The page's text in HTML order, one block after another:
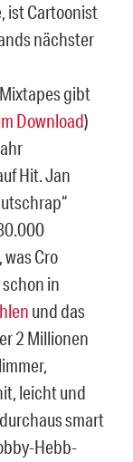
ist Cartoonist
nächster
gibt
Download)
Hit. Jan
was Cro
in
und das
2 Millionen
leicht und
smart
Hebb-